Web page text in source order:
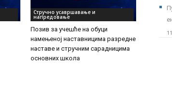
Стручно усавршавање и
напредовање
Позив за учешће на обуци
намењеној наставницима разредне
наставе и стручним сарадницима
основних школа